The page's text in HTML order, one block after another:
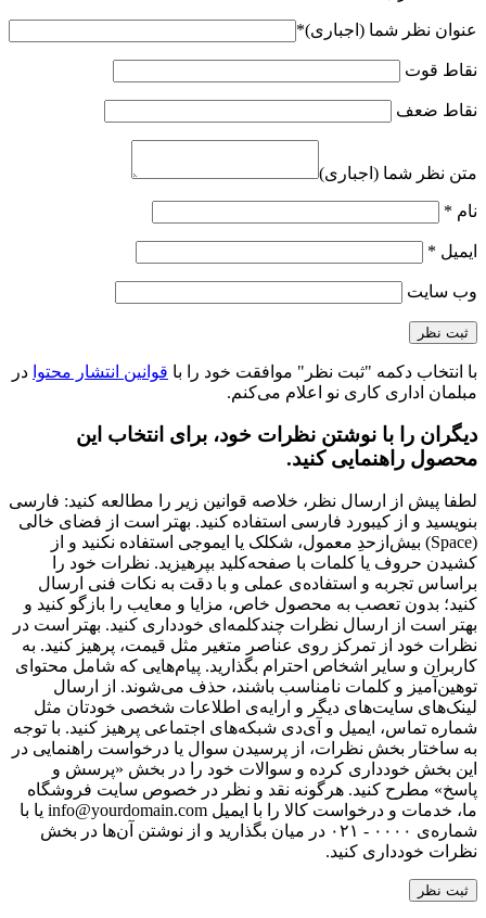
عنوان نظر شما (اجباری)*
نقاط قوت
نقاط ضعف
متن نظر شما (اجباری)
نام *
ایمیل *
وب‌ سایت
با انتخاب دکمه "ثبت نظر" موافقت خود را با قوانین انتشار محتوا در
مبلمان اداری کاری نو اعلام می‌کنم.
دیگران را با نوشتن نظرات خود، برای انتخاب این
محصول راهنمایی کنید.
لطفا پیش از ارسال نظر، خلاصه قوانین زیر را مطالعه کنید: فارسی
بنویسید و از کیبورد فارسی استفاده کنید. بهتر است از فضای خالی
(Space) بیش‌از‌حدِ معمول، شکلک یا ایموجی استفاده نکنید و از
کشیدن حروف یا کلمات با صفحه‌کلید بپرهیزید. نظرات خود را
براساس تجربه و استفاده‌ی عملی و با دقت به نکات فنی ارسال
کنید؛ بدون تعصب به محصول خاص، مزایا و معایب را بازگو کنید و
بهتر است از ارسال نظرات چندکلمه‌‌ای خودداری کنید. بهتر است در
نظرات خود از تمرکز روی عناصر متغیر مثل قیمت، پرهیز کنید. به
کاربران و سایر اشخاص احترام بگذارید. پیام‌هایی که شامل محتوای
توهین‌آمیز و کلمات نامناسب باشند، حذف می‌شوند. از ارسال
لینک‌های سایت‌های دیگر و ارایه‌ی اطلاعات شخصی خودتان مثل
شماره تماس، ایمیل و آی‌دی شبکه‌های اجتماعی پرهیز کنید. با توجه
به ساختار بخش نظرات، از پرسیدن سوال یا درخواست راهنمایی در
این بخش خودداری کرده و سوالات خود را در بخش «پرسش و
پاسخ» مطرح کنید. هرگونه نقد و نظر در خصوص سایت فروشگاه
ما، خدمات و درخواست کالا را با ایمیل info@yourdomain.com یا با
شماره‌ی ۰۰۰۰ - ۰۲۱ در میان بگذارید و از نوشتن آن‌ها در بخش
نظرات خودداری کنید.
ثبت نظر